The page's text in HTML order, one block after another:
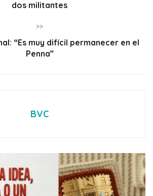
dos militantes
>>
“Es muy difícil permanecer en el
Penna”
BVC